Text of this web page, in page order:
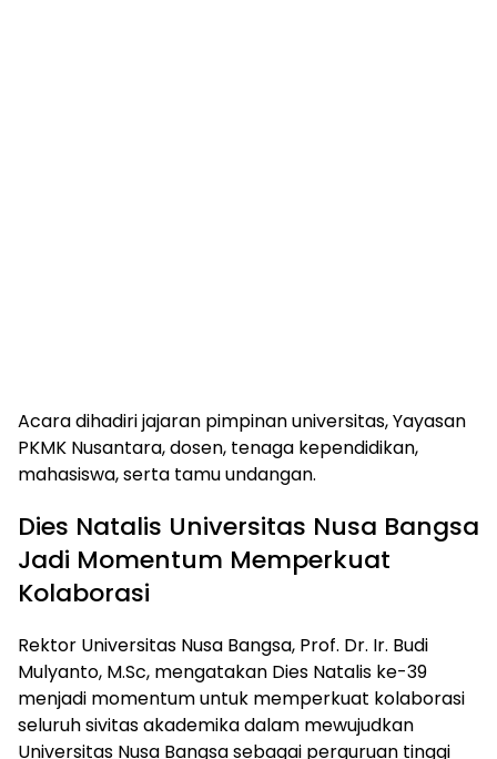
Acara dihadiri jajaran pimpinan universitas, Yayasan
PKMK Nusantara, dosen, tenaga kependidikan,
mahasiswa, serta tamu undangan.
Dies Natalis Universitas Nusa Bangsa
Jadi Momentum Memperkuat
Kolaborasi
Rektor Universitas Nusa Bangsa, Prof. Dr. Ir. Budi
Mulyanto, M.Sc, mengatakan Dies Natalis ke-39
menjadi momentum untuk memperkuat kolaborasi
seluruh sivitas akademika dalam mewujudkan
Universitas Nusa Bangsa sebagai perguruan tinggi